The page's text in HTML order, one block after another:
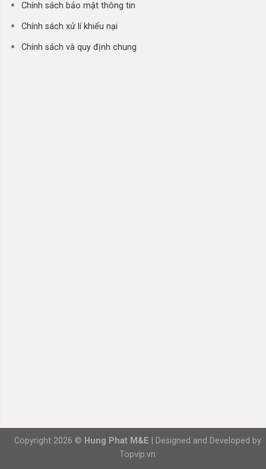
Chính sách bảo mật thông tin
Chính sách xử lí khiếu nại
Chính sách và quy định chung
Copyright 2026 © Hung Phat M&E | Designed and Developed by
Topvip.vn